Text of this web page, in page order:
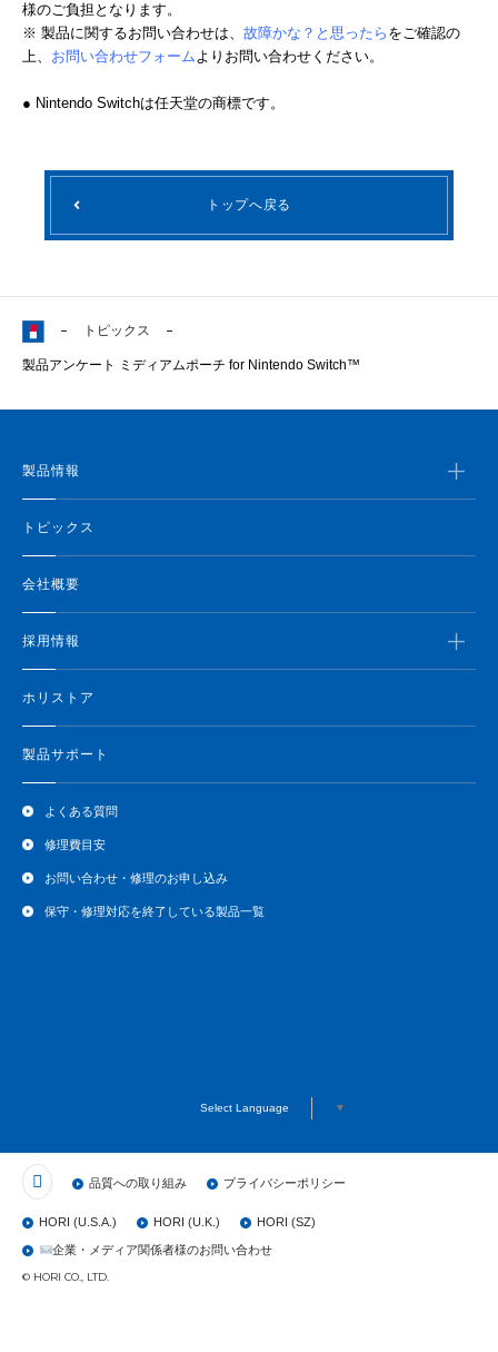
様のご負担となります。
※ 製品に関するお問い合わせは、 故障かな？と思ったら をご確認の
上、 お問い合わせフォームよりお問い合わせください。
● Nintendo Switchは任天堂の商標です。
トップへ戻る
トピックス
製品アンケート ミディアムポーチ for Nintendo Switch™
製品情報
トピックス
会社概要
採用情報
ホリストア
製品サポート
よくある質問
修理費目安
お問い合わせ・修理のお申し込み
保守・修理対応を終了している製品一覧
Select Language ▼
品質への取り組み プライバシーポリシー
HORI (U.S.A.) HORI (U.K.) HORI (SZ)
企業・メディア関係者様のお問い合わせ
© HORI CO., LTD.